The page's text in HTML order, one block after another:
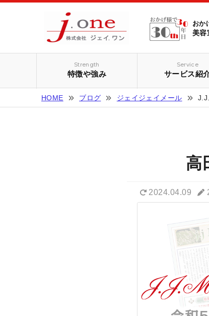
おか
美容
Strength
特徴や強み
Service
サービス紹
HOME ブログ ジェイジェイメール
高
2024.04.09